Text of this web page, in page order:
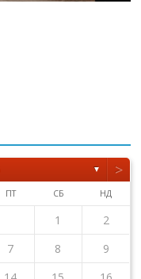
▼ >
ПТ СБ НД
1
2
7 8
9